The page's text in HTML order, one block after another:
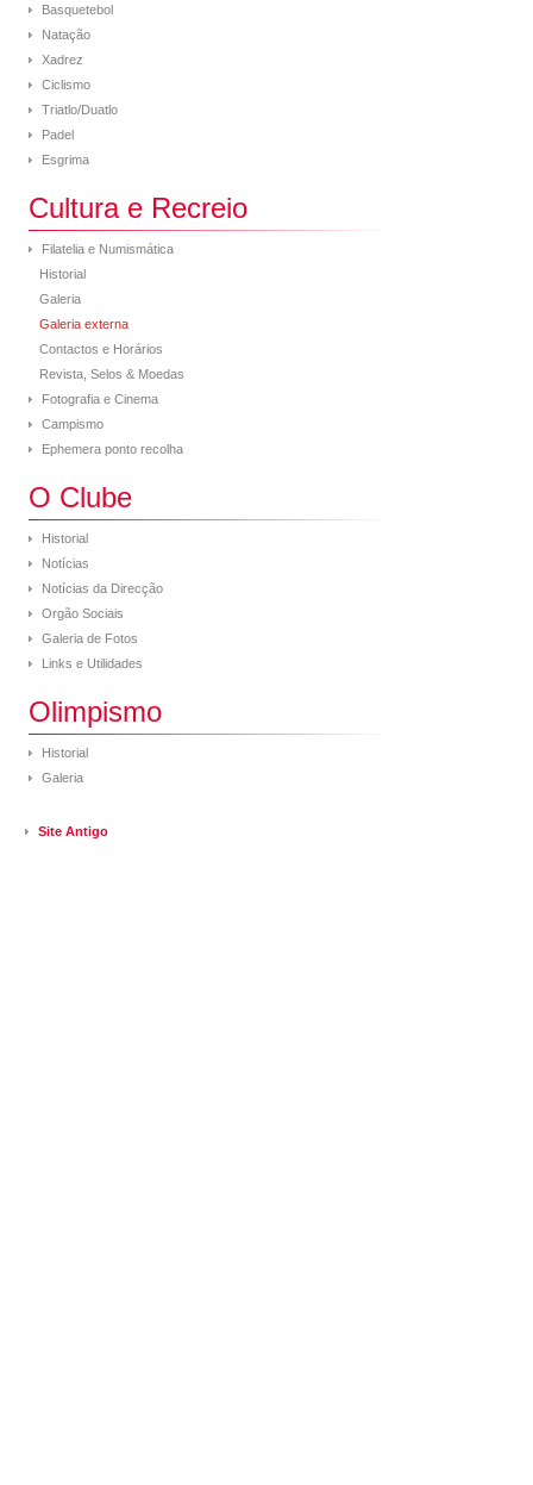
Basquetebol
Natação
Xadrez
Ciclismo
Triatlo/Duatlo
Padel
Esgrima
Cultura e Recreio
Filatelia e Numismática
Historial
Galeria
Galeria externa
Contactos e Horários
Revista, Selos & Moedas
Fotografia e Cinema
Campismo
Ephemera ponto recolha
O Clube
Historial
Notícias
Notícias da Direcção
Orgão Sociais
Galeria de Fotos
Links e Utilidades
Olimpismo
Historial
Galeria
Site Antigo